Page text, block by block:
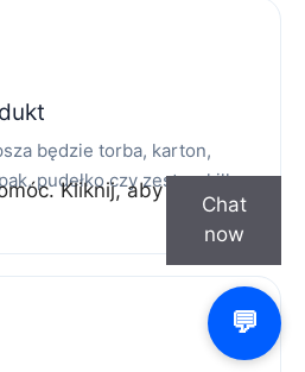
będzie torba, karton,
pudełko czy zestaw kilku
Kliknij, aby
Chat
now